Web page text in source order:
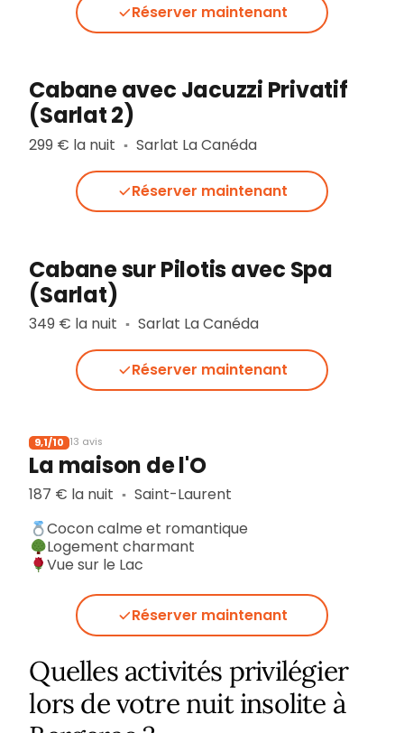
Réserver maintenant
Cabane avec Jacuzzi Privatif
(Sarlat 2)
299 € la nuit ▪︎ Sarlat La Canéda
Réserver maintenant
Cabane sur Pilotis avec Spa
(Sarlat)
349 € la nuit ▪︎ Sarlat La Canéda
Réserver maintenant
9,1/10 13 avis
La maison de l'O
187 € la nuit ▪︎ Saint-Laurent
Cocon calme et romantique
Logement charmant
Vue sur le Lac
Réserver maintenant
Quelles activités privilégier
lors de votre nuit insolite à